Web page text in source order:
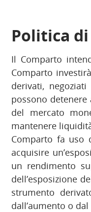
Politica
Il Comparto
Comparto
derivati,
possono
del mercato
mantenere
Comparto fa uso
acquisire
un rendimento
dell’esposizione
strumento
dall’aumento o